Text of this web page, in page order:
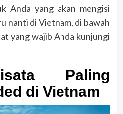
Anda yang akan mengisi
nanti di Vietnam, di bawah
yang wajib Anda kunjungi
Paling
di Vietnam